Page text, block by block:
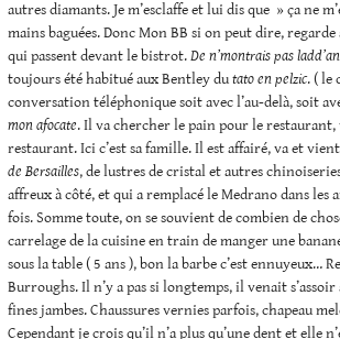
autres diamants. Je m’esclaffe et lui dis que » ça ne
mains baguées. Donc Mon BB si on peut dire,
qui passent devant le bistrot.De n’montrais pas ladd’an
toujours été habitué aux Bentley dutatoen pelzic. ( le
conversation téléphonique soit avec l’au-delà, soit
mon afocate. Il va chercher le pain pour le
restaurant. Ici c’est sa famille. Il est affairé, va et
de Bersailles, de lustres de cristal et autres
affreux à côté, et qui a remplacé le Medrano dans les
fois. Somme toute, on se souvient de combien de
carrelage de la cuisine en train de manger une
sous la table ( 5 ans ), bon la barbe c’est ennuyeux…
Burroughs. Il n’y a pas si longtemps, il venait
fines jambes. Chaussures vernies parfois, chapeau
Cependant je crois qu’il n’a plus qu’une dent et elle